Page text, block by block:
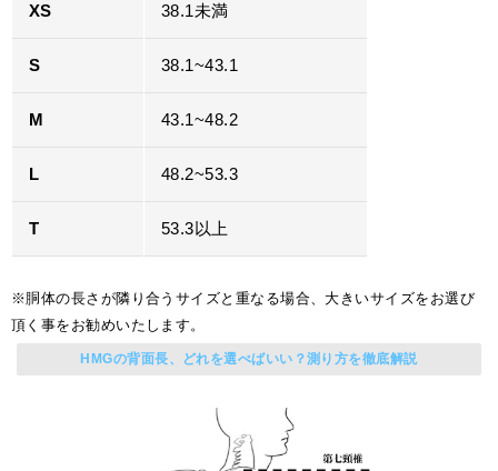
XS 38.1未満
S 38.1~43.1
M 43.1~48.2
L 48.2~53.3
T 53.3以上
※胴体の長さが隣り合うサイズと重なる場合、大きいサイズをお選び
頂く事をお勧めいたします。
HMGの背面長、どれを選べばいい？測り方を徹底解説